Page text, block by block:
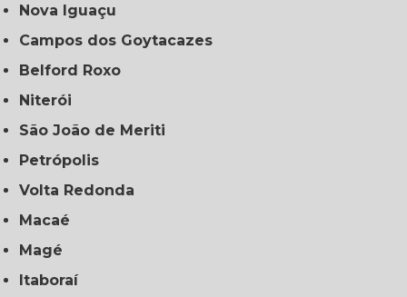
Nova Iguaçu
Campos dos Goytacazes
Belford Roxo
Niterói
São João de Meriti
Petrópolis
Volta Redonda
Macaé
Magé
Itaboraí